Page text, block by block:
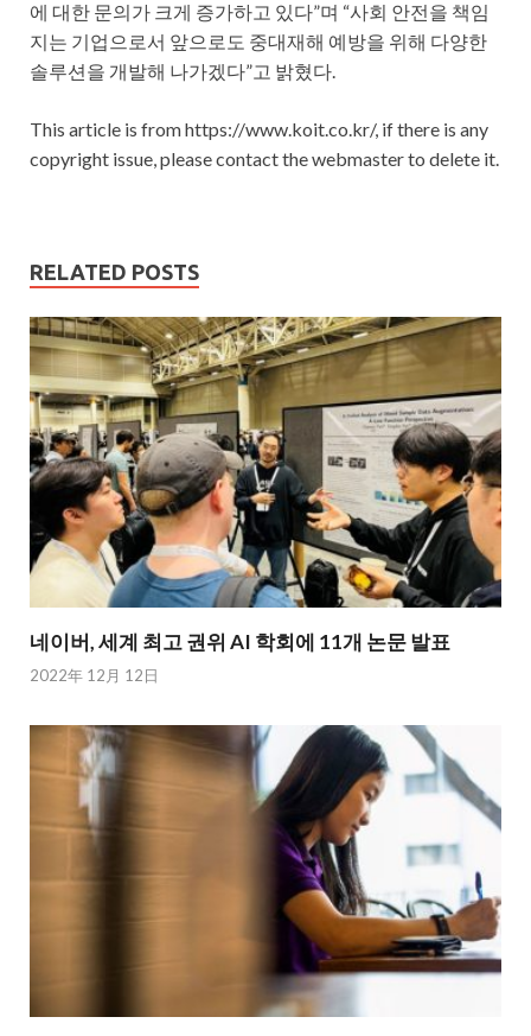
에 대한 문의가 크게 증가하고 있다”며 “사회 안전을 책임
지는 기업으로서 앞으로도 중대재해 예방을 위해 다양한
솔루션을 개발해 나가겠다”고 밝혔다.
This article is from https://www.koit.co.kr/, if there is any
copyright issue, please contact the webmaster to delete it.
RELATED POSTS
네이버, 세계 최고 권위 AI 학회에 11개 논문 발표
2022年 12月 12日